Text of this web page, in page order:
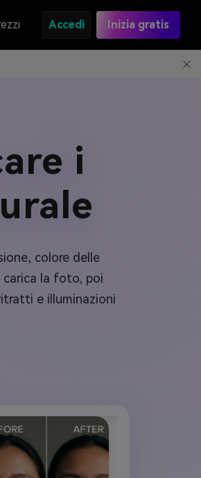
Accedi Inizia gratis
i
colore delle
carica la foto, poi
e illuminazioni